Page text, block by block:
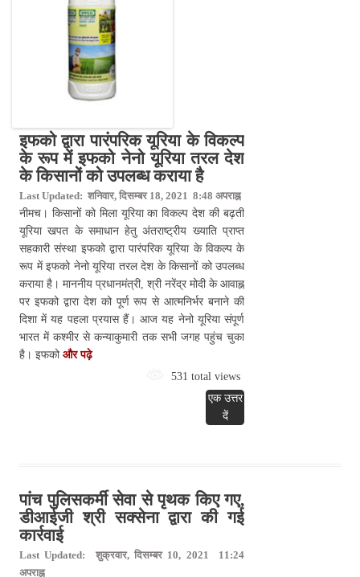
इफको द्वारा पारंपरिक यूरिया के विकल्प
के रूप में इफको नेनो यूरिया तरल देश
के किसानों को उपलब्ध कराया है
Last Updated: शनिवार, दिसम्बर 18, 2021 8:48 अपराह्न
नीमच। किसानों को मिला यूरिया का विकल्प देश की बढ़ती
यूरिया खपत के समाधान हेतु अंतराष्ट्रीय ख्याति प्राप्त
सहकारी संस्था इफको द्वारा पारंपरिक यूरिया के विकल्प के
रूप में इफको नेनो यूरिया तरल देश के किसानों को उपलब्ध
कराया है। माननीय प्रधानमंत्री, श्री नरेंद्र मोदी के आवाह्न
पर इफको द्वारा देश को पूर्ण रूप से आत्मनिर्भर बनाने की
दिशा में यह पहला प्रयास हैं। आज यह नेनो यूरिया संपूर्ण
भारत में कश्मीर से कन्याकुमारी तक सभी जगह पहुंच चुका
है। इफको और पढ़े
531 total views
एक उत्तर
दें
पांच पुलिसकर्मी सेवा से पृथक किए गए,
डीआईजी श्री सक्सेना द्वारा की गई
कार्रवाई
Last Updated: शुक्रवार, दिसम्बर 10, 2021 11:24
अपराह्न